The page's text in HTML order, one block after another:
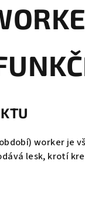
worker je
lesk, krotí